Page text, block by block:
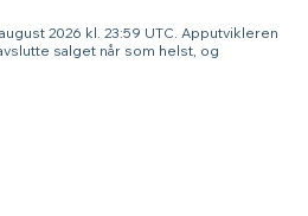
2026 kl. 23:59 UTC. Apputvikleren
salget når som helst, og